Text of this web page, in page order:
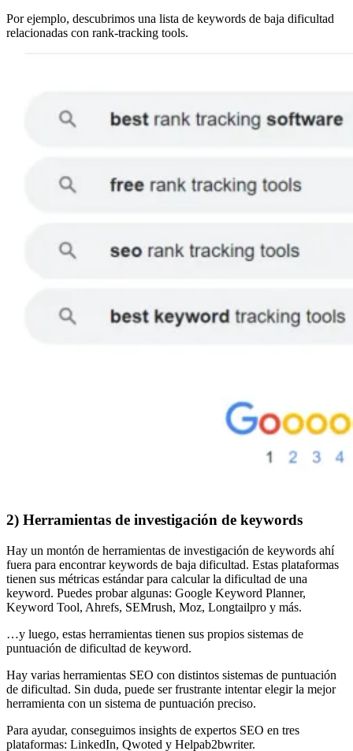
Por ejemplo, descubrimos una lista de keywords de baja dificultad
relacionadas con rank-tracking tools.
2) Herramientas de investigación de keywords
Hay un montón de herramientas de investigación de keywords ahí
fuera para encontrar keywords de baja dificultad. Estas plataformas
tienen sus métricas estándar para calcular la dificultad de una
keyword. Puedes probar algunas: Google Keyword Planner,
Keyword Tool, Ahrefs, SEMrush, Moz, Longtailpro y más.
…y luego, estas herramientas tienen sus propios sistemas de
puntuación de dificultad de keyword.
Hay varias herramientas SEO con distintos sistemas de puntuación
de dificultad. Sin duda, puede ser frustrante intentar elegir la mejor
herramienta con un sistema de puntuación preciso.
Para ayudar, conseguimos insights de expertos SEO en tres
plataformas: LinkedIn, Qwoted y Helpab2bwriter.